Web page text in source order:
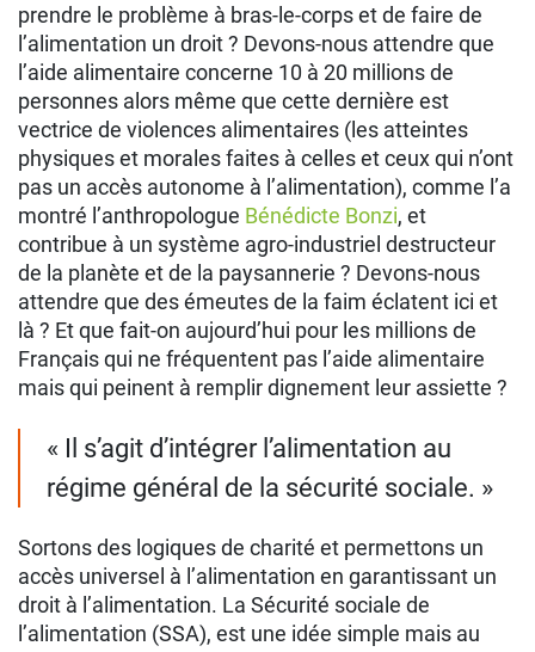
prendre le problème à bras-le-corps et de faire de
l’alimentation un droit ? Devons-nous attendre que
l’aide alimentaire concerne 10 à 20 millions de
personnes alors même que cette dernière est
vectrice de violences alimentaires (les atteintes
physiques et morales faites à celles et ceux qui n’ont
pas un accès autonome à l’alimentation), comme l’a
montré l’anthropologue Bénédicte Bonzi, et
contribue à un système agro-industriel destructeur
de la planète et de la paysannerie ? Devons-nous
attendre que des émeutes de la faim éclatent ici et
là ? Et que fait-on aujourd’hui pour les millions de
Français qui ne fréquentent pas l’aide alimentaire
mais qui peinent à remplir dignement leur assiette ?
« Il s’agit d’intégrer l’alimentation au
régime général de la sécurité sociale. »
Sortons des logiques de charité et permettons un
accès universel à l’alimentation en garantissant un
droit à l’alimentation. La Sécurité sociale de
l’alimentation (SSA), est une idée simple mais au